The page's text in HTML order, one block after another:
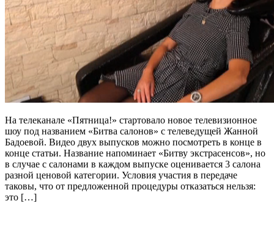
На телеканале «Пятница!» стартовало новое телевизионное
шоу под названием «Битва салонов» с телеведущей Жанной
Бадоевой. Видео двух выпусков можно посмотреть в конце в
конце статьи. Название напоминает «Битву экстрасенсов», но
в случае с салонами в каждом выпуске оценивается 3 салона
разной ценовой категории. Условия участия в передаче
таковы, что от предложенной процедуры отказаться нельзя:
это […]